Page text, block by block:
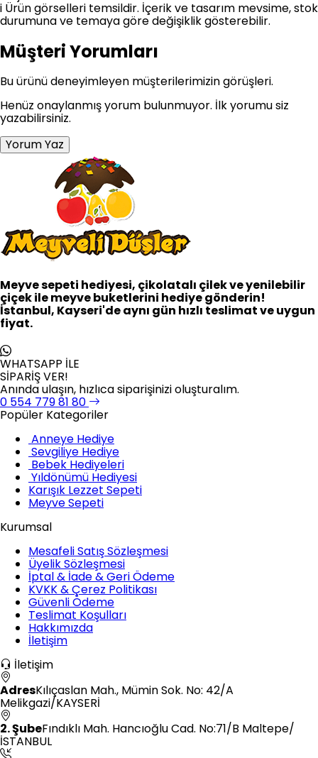
i Ürün görselleri temsildir. İçerik ve tasarım mevsime, stok
durumuna ve temaya göre değişiklik gösterebilir.
Müşteri Yorumları
Bu ürünü deneyimleyen müşterilerimizin görüşleri.
Henüz onaylanmış yorum bulunmuyor. İlk yorumu siz
yazabilirsiniz.
Yorum Yaz
Meyve sepeti hediyesi, çikolatalı çilek ve yenilebilir
çiçek ile meyve buketlerini hediye gönderin!
İstanbul, Kayseri'de aynı gün hızlı teslimat ve uygun
fiyat.
WHATSAPP İLE
SİPARİŞ VER!
Anında ulaşın, hızlıca siparişinizi oluşturalım.
0 554 779 81 80
Popüler Kategoriler
Anneye Hediye
Sevgiliye Hediye
Bebek Hediyeleri
Yıldönümü Hediyesi
Karışık Lezzet Sepeti
Meyve Sepeti
Kurumsal
Mesafeli Satış Sözleşmesi
Üyelik Sözleşmesi
İptal & İade & Geri Ödeme
KVKK & Çerez Politikası
Güvenli Ödeme
Teslimat Koşulları
Hakkımızda
İletişim
İletişim
AdresKılıçaslan Mah., Mümin Sok. No: 42/A
Melikgazi/KAYSERİ
2. ŞubeFındıklı Mah. Hancıoğlu Cad. No:71/B Maltepe/
İSTANBUL